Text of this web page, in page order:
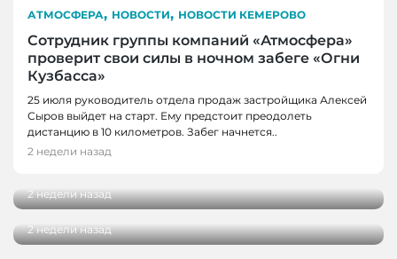
АТМОСФЕРА, НОВОСТИ, НОВОСТИ КЕМЕРОВО
Сотрудник группы компаний «Атмосфера»
проверит свои силы в ночном забеге «Огни
Кузбасса»
25 июля руководитель отдела продаж застройщика Алексей
Сыров выйдет на старт. Ему предстоит преодолеть
дистанцию в 10 километров. Забег начнется..
2 недели назад
АТМОСФЕРА, ЛЮДИ
Двор как пространство для жизни: эксперт
Наталья Аксиненко — о трендах
2 недели назад
ЛЮДИ
интервью с тренером по конному спорту
2 недели назад